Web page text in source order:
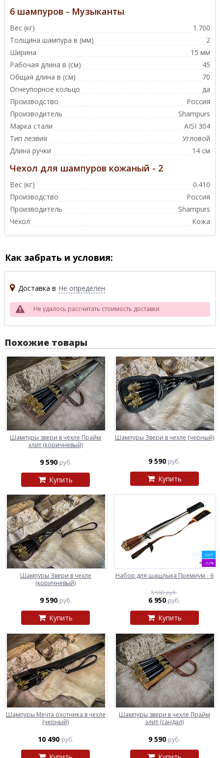
6 шампуров - Музыканты
Вес (кг)
1.700
Толщина шампура в (мм)
2
Ширина
15 мм
Рабочая длина в (см)
45
Общая длина в (см)
70
Огнеупорное кольцо
да
Производство
Россия
Производитель
Shampurs
Марка стали
AISI 304
Тип лезвия
Угловой
Длина ручки
14 см
Чехол для шампуров кожаный - 2
Вес (кг)
0.410
Производство
Россия
Производитель
Shampurs
Чехол
Кожа
Как забрать и условия:
Доставка в Не определен
Не удалось рассчитать стоимость доставки
Похожие товары
Шампуры звери в чехле Прайм
элит (коричневый)
9 590 руб.
Купить
Шампуры Звери в чехле (черный)
9 590 руб.
Купить
Шампуры Звери в чехле
(коричневый)
9 590 руб.
Купить
ХИТ
-22%
Набор для шашлыка Премиум - 6
8 950 руб.
6 950 руб.
Купить
Шампуры Мечта охотника в чехле
(черный)
10 490 руб.
Шампуры звери в чехле Прайм
элит (сандал)
9 590 руб.